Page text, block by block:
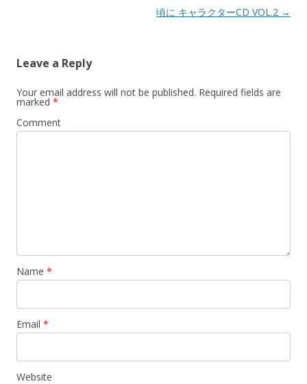
頃に キャラクターCD VOL.2 →
Leave a Reply
Your email address will not be published. Required fields are
marked *
Comment
Name *
Email *
Website